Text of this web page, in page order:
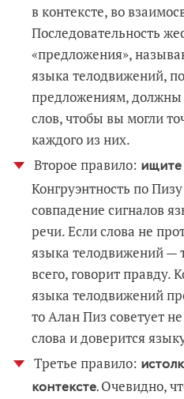
в контексте, во
Последовательность
«предложения»,
языка телодвижений,
предложениям, должны
слов, чтобы вы могли
каждого из них.
Второе правило: ищите
Конгруэнтность по
совпадение сигналов
речи. Если слова не
языка телодвижений —
всего, говорит правду.
языка телодвижений
то Алан Пиз советует
слова и доверится
Третье правило:
контексте.Очевидно,